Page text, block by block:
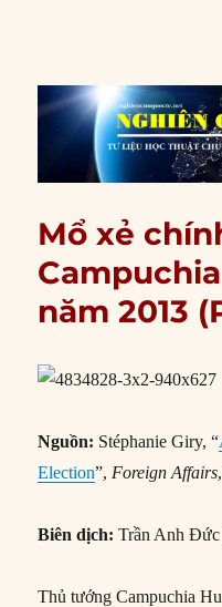
Mổ xẻ
năm 2013
Nguồn: Stéphanie Giry, “
Election”, Foreign Affairs
Biên dịch: Trần Anh
Thủ tướng Campuchia